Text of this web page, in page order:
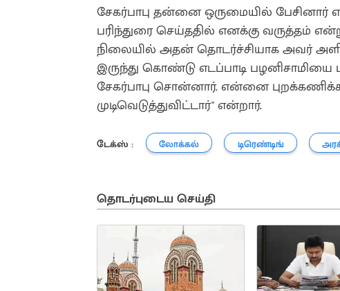
சேகர்பாபு தன்னை ஒருமையில் பேசினார்
பரிந்துரை செய்ததில் எனக்கு வருத்தம்
நிலையில் அதன் தொடர்ச்சியாக அவர்
இருந்து கொண்டு எடப்பாடி பழனிசாமியை
சேகர்பாபு சொன்னார். என்னை
முடிவெடுத்துவிட்டார்" என்றார்.
டேக்ஸ் : லோக்கல் டிரெண்டிங்
தொடர்புடைய செய்தி